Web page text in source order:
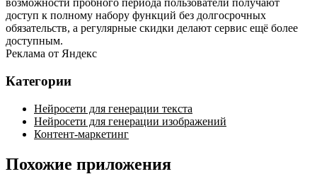
возможности пробного периода пользователи получают
доступ к полному набору функций без долгосрочных
обязательств, а регулярные скидки делают сервис ещё более
доступным.
Реклама от Яндекс
Категории
Нейросети для генерации текста
Нейросети для генерации изображений
Контент-маркетинг
Похожие приложения